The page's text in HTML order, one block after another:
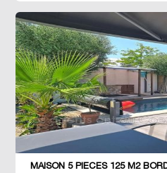
MAISON 5 PIECES 125 M2